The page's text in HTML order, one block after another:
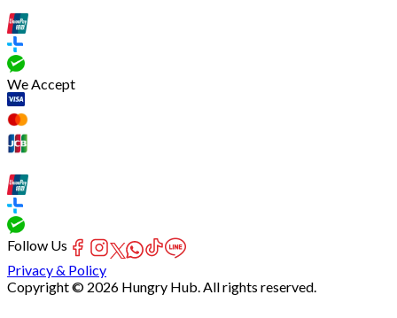
We Accept
Follow Us
Privacy & Policy
Copyright © 2026 Hungry Hub. All rights reserved.